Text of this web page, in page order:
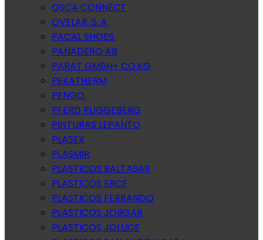
OSCA CONNECT
OVELAR, S..A.
PACAL SHOES.
PANADERO AB
PARAT GMBH+ CO.KG
PEKATHERM
PENGO.
PFERD RUGGEBERG
PINTURAS LEPANTO
PLASEX
PLASMIR
PLASTICOS BALTASAR
PLASTICOS ERCE
PLASTICOS FERRANDO
PLASTICOS JOBGAR
PLASTICOS JOLUCE